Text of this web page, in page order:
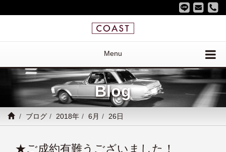
Menu
Blog
ブログ 2018年 6月 26日
★ご成約有難うございました！